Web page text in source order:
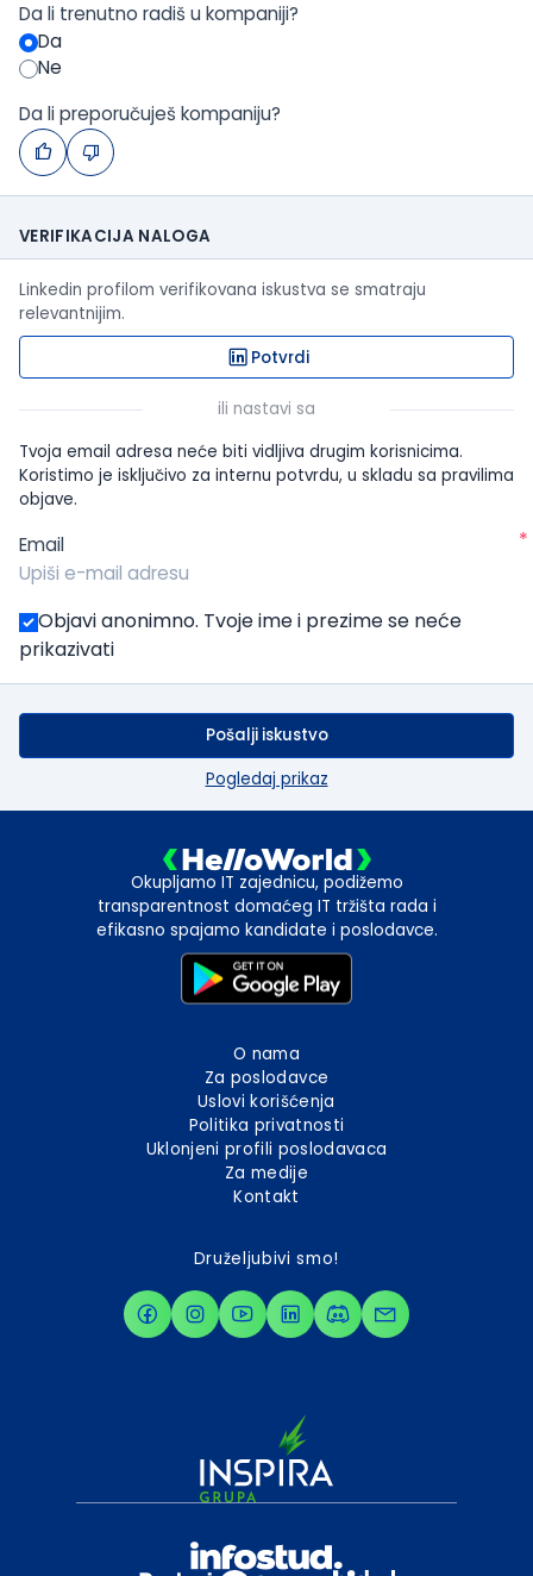
Da li trenutno radiš u kompaniji?
Da
Ne
Da li preporučuješ kompaniju?
VERIFIKACIJA NALOGA
Linkedin profilom verifikovana iskustva se smatraju
relevantnijim.
Potvrdi
ili nastavi sa
Tvoja email adresa neće biti vidljiva drugim korisnicima.
Koristimo je isključivo za internu potvrdu, u skladu sa pravilima
objave.
Email *
Objavi anonimno. Tvoje ime i prezime se neće
prikazivati
Pošalji iskustvo
Pogledaj prikaz
Okupljamo IT zajednicu, podižemo
transparentnost domaćeg IT tržišta rada i
efikasno spajamo kandidate i poslodavce.
O nama
Za poslodavce
Uslovi korišćenja
Politika privatnosti
Uklonjeni profili poslodavaca
Za medije
Kontakt
Druželjubivi smo!